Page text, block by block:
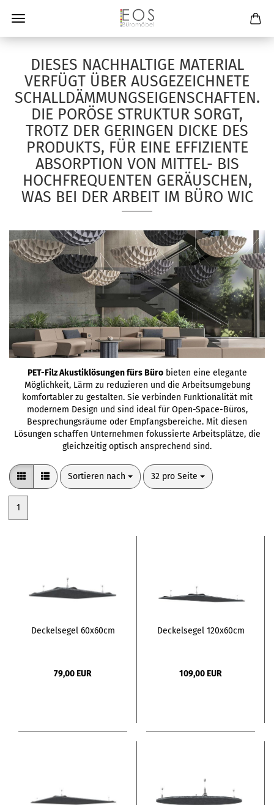
DIESES NACHHALTIGE MATERIAL
VERFÜGT ÜBER AUSGEZEICHNETE
SCHALLDÄMMUNGSEIGENSCHAFTEN.
DIE PORÖSE STRUKTUR SORGT,
TROTZ DER GERINGEN DICKE DES
PRODUKTS, FÜR EINE EFFIZIENTE
ABSORPTION VON MITTEL- BIS
HOCHFREQUENTEN GERÄUSCHEN,
WAS BEI DER ARBEIT IM BÜRO WIC
PET-Filz Akustiklösungen fürs Bürobieten eine elegante
Möglichkeit, Lärm zu reduzieren und die Arbeitsumgebung
komfortabler zu gestalten. Sie verbinden Funktionalität mit
modernem Design und sind ideal für Open-Space-Büros,
Besprechungsräume oder Empfangsbereiche. Mit diesen
Lösungen schaffen Unternehmen fokussierte Arbeitsplätze, die
gleichzeitig optisch ansprechend sind.
Sortieren nach
Sortieren nach 32 pro Seite
pro Seite
1
Deckelsegel 60x60cm
79,00 EUR
Deckelsegel 120x60cm
109,00 EUR